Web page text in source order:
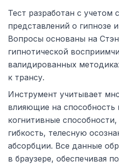
Тест разработан с учетом
представлений о гипнозе
Вопросы основаны на
гипнотической
валидированных
к трансу.
Инструмент учитывает
влияющие на способность
когнитивные
гибкость, телесную
абсорбции. Все данные
в браузере, обеспечивая